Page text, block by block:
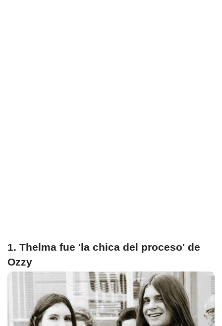
1. Thelma fue 'la chica del proceso' de
Ozzy